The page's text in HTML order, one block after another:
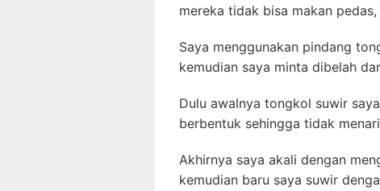
mereka tidak bisa makan
Saya menggunakan pindang
kemudian saya minta dibelah
Dulu awalnya tongkol suwir
berbentuk sehingga tidak
Akhirnya saya akali dengan
kemudian baru saya suwir